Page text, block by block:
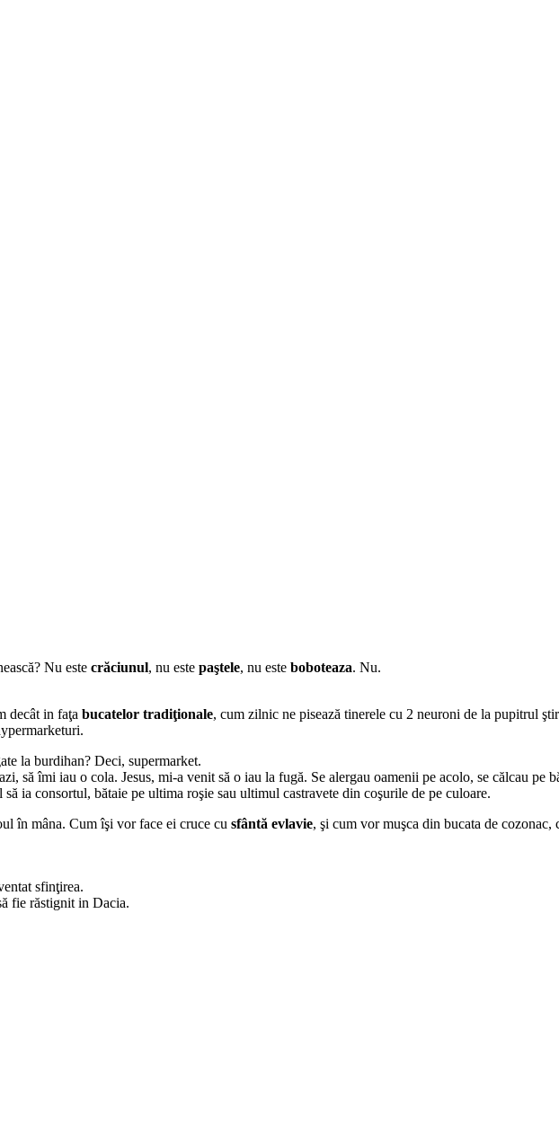
Nu este crăciunul, nu este paştele, nu este boboteaza. Nu.
decât in faţa bucatelor tradiţionale, cum zilnic ne pisează tinerele cu 2 neuroni de la pupitrul
la burdihan? Deci, supermarket.
să îmi iau o cola. Jesus, mi-a venit să o iau la fugă. Se alergau oamenii pe acolo, se călcau pe
ia consortul, bătaie pe ultima roşie sau ultimul castravete din coşurile de pe culoare.
în mâna. Cum îşi vor face ei cruce cu sfântă evlavie, şi cum vor muşca din bucata de
sfinţirea.
fie răstignit in Dacia.